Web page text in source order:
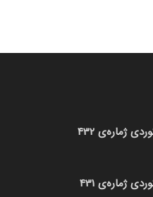
ژمارەی 432
ژمارەی 431